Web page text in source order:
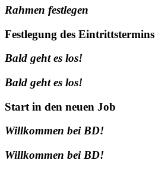
Rahmen festlegen
Festlegung des Eintrittstermins
Bald geht es los!
Bald geht es los!
Start in den neuen Job
Willkommen bei BD!
Willkommen bei BD!